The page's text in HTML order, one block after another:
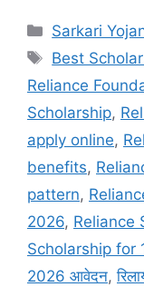
Categories
Sarkari
Tags
Best
Reliance
Scholarship,
apply online,
benefits,
pattern,
2026, Reliance
Scholarship for
2026 आवेदन,